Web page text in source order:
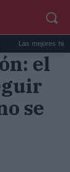
mejores
el
se